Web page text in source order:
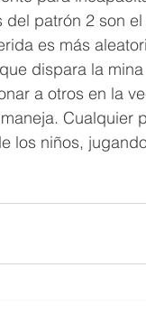
del patrón 2 son
es más
dispara la
a otros en la
Cualquier
los niños,